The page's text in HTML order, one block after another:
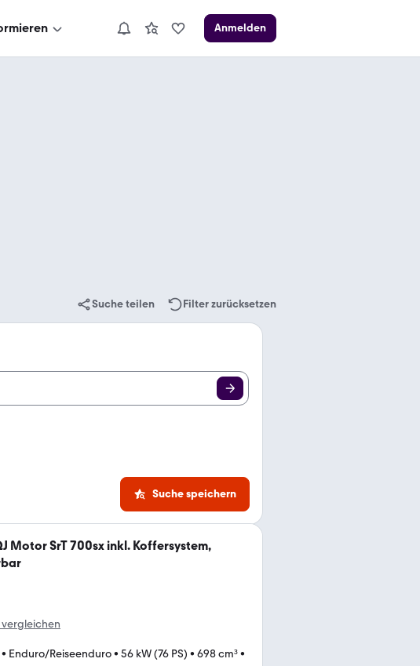
Anmelden
Suche teilen Filter zurücksetzen
Suche speichern
Motor SrT 700sx inkl. Koffersystem,
• Enduro/Reiseenduro• 56 kW (76 PS) • 698 cm³•